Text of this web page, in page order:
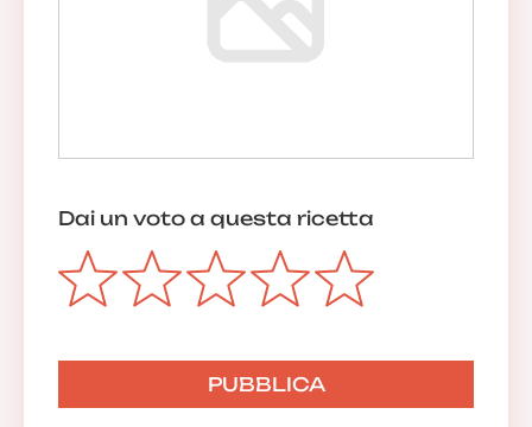
Dai un voto a questa ricetta